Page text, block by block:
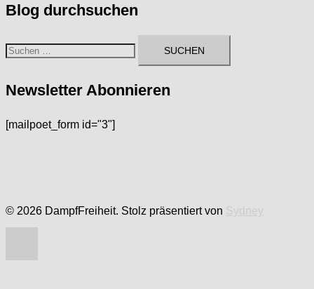
Blog durchsuchen
Suchen
Newsletter Abonnieren
[mailpoet_form id="3"]
© 2026 DampfFreiheit. Stolz präsentiert von